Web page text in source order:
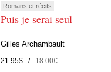
Romans et récits
Puis je serai seul
Gilles Archambault
21.95$ /18.00€